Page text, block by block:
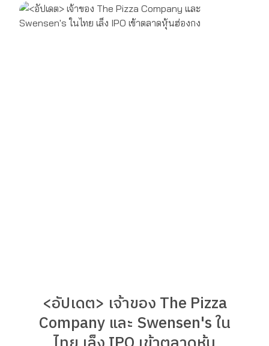
<อัปเดต> เจ้าของ The Pizza
Company และ Swensen's ใน